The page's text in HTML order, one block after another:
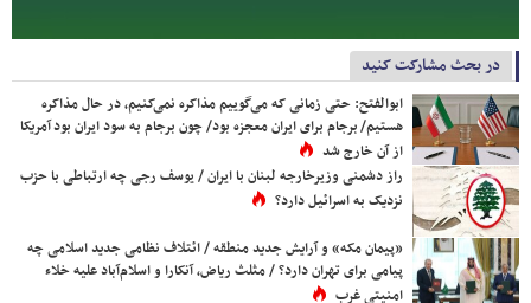
در بحث مشارکت کنید
ابوالفتح: حتی زمانی که می‌گوییم مذاکره نمی‌کنیم، در حال مذاکره
هستیم/ برجام برای ایران معجزه بود/ چون برجام به سود ایران بود آمریکا
از آن خارج شد
راز دشمنی وزیرخارجه لبنان با ایران / یوسف رجی چه ارتباطی با حزب
نزدیک به اسرائیل دارد؟
«پیمان مکه» و آرایش جدید منطقه / ائتلاف نظامی جدید اسلامی چه
پیامی برای تهران دارد؟ / مثلث ریاض، آنکارا و اسلام‌آباد علیه خلاء
امنیتی غرب